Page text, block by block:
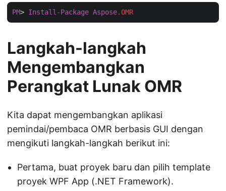
PM> Install-Package Aspose.OMR
Langkah-langkah
Mengembangkan
Perangkat Lunak OMR
Kita dapat mengembangkan aplikasi
pemindai/pembaca OMR berbasis GUI dengan
mengikuti langkah-langkah berikut ini:
Pertama, buat proyek baru dan pilih template
proyek WPF App (.NET Framework).